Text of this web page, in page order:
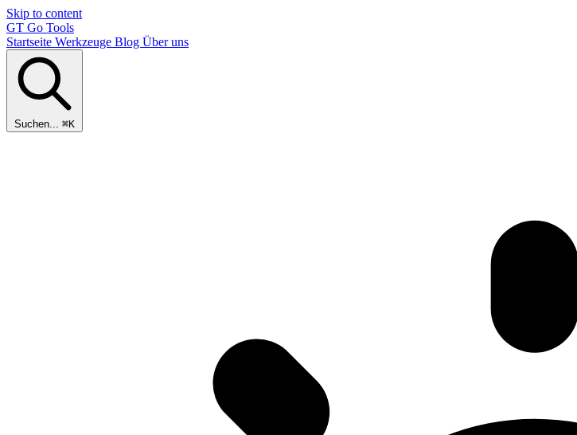
Skip to content
GT Go Tools
Startseite Werkzeuge Blog Über uns
Suchen... ⌘K